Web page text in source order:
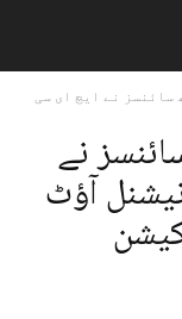
سائنسز نے ایچ ای سی
نے
آؤٹ